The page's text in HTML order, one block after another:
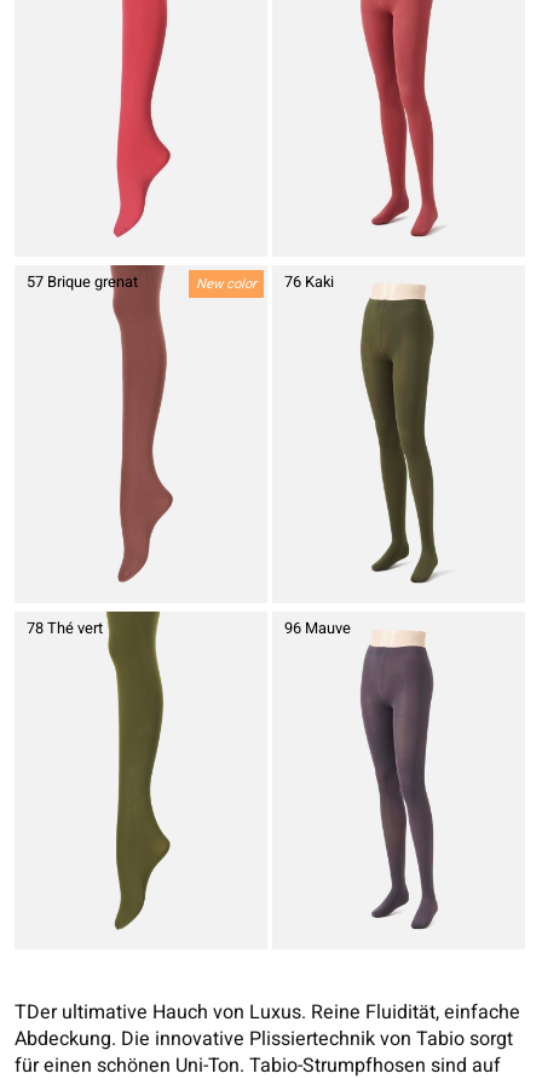
57 Brique grenat New color 76 Kaki
78 Thé vert 96 Mauve
TDer ultimative Hauch von Luxus. Reine Fluidität, einfache
Abdeckung. Die innovative Plissiertechnik von Tabio sorgt
für einen schönen Uni-Ton. Tabio-Strumpfhosen sind auf